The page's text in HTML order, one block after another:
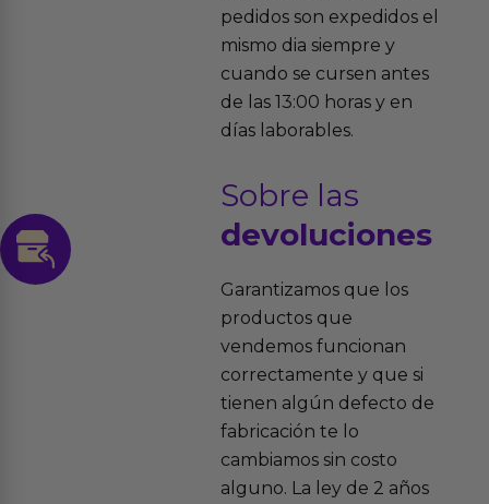
pedidos son expedidos el
mismo dia siempre y
cuando se cursen antes
de las 13:00 horas y en
días laborables.
Sobre las
devoluciones
Garantizamos que los
productos que
vendemos funcionan
correctamente y que si
tienen algún defecto de
fabricación te lo
cambiamos sin costo
alguno. La ley de 2 años